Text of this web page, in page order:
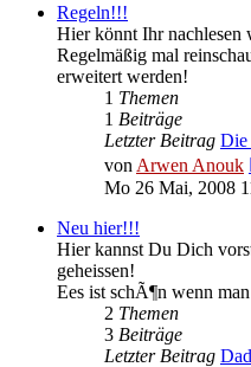
Regeln!!!
Hier könnt Ihr nachlesen
Regelmäßig mal
erweitert werden!
1 Themen
1 Beiträge
Letzter Beitrag Die
von Arwen Anouk
Mo 26 Mai, 2008
Neu hier!!!
Hier kannst Du Dich
geheissen!
Ees ist schÃ¶n wenn
2 Themen
3 Beiträge
Letzter Beitrag